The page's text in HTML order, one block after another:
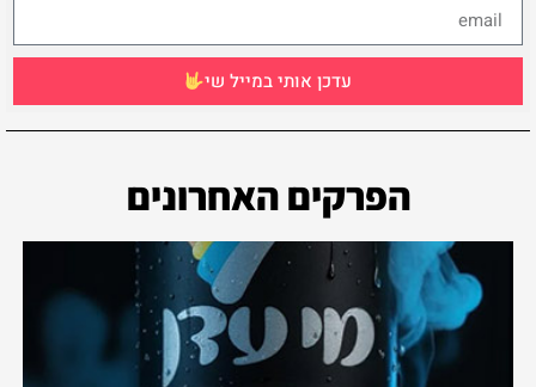
עדכן אותי במייל שי
הפרקים האחרונים